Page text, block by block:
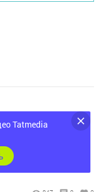
преддверии
Tatmedia